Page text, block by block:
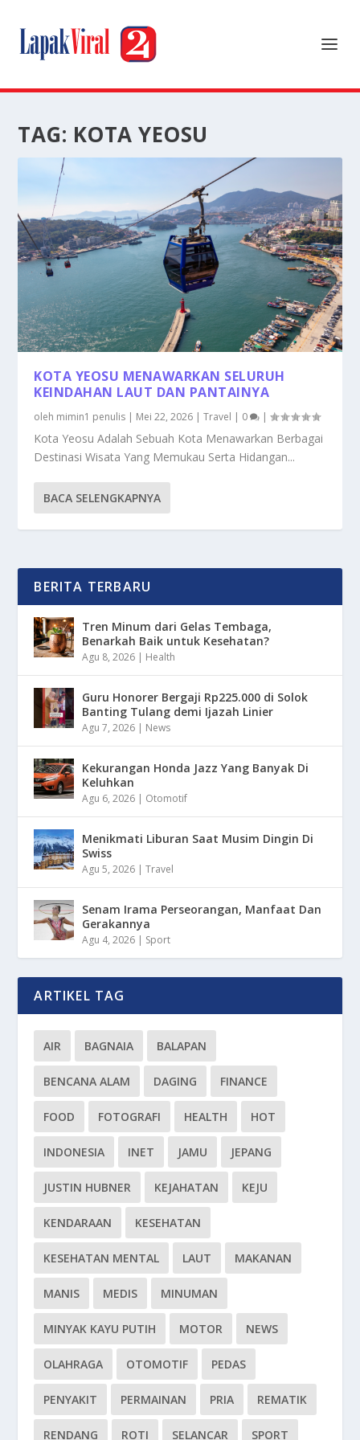
TAG: KOTA YEOSU
KOTA YEOSU MENAWARKAN SELURUH
KEINDAHAN LAUT DAN PANTAINYA
oleh mimin1 penulis | Mei 22, 2026 |Travel | 0 |
Kota Yeosu Adalah Sebuah Kota Menawarkan Berbagai
Destinasi Wisata Yang Memukau Serta Hidangan...
BACA SELENGKAPNYA
BERITA TERBARU
Tren Minum dari Gelas Tembaga,
Benarkah Baik untuk Kesehatan?
Agu 8, 2026 | Health
Guru Honorer Bergaji Rp225.000 di Solok
Banting Tulang demi Ijazah Linier
Agu 7, 2026 | News
Kekurangan Honda Jazz Yang Banyak Di
Keluhkan
Agu 6, 2026 | Otomotif
Menikmati Liburan Saat Musim Dingin Di
Swiss
Agu 5, 2026 |Travel
Senam Irama Perseorangan, Manfaat Dan
Gerakannya
Agu 4, 2026 | Sport
ARTIKEL TAG
AIR BAGNAIA BALAPAN
BENCANA ALAM DAGING FINANCE
FOOD FOTOGRAFI HEALTH HOT
INDONESIA INET JAMU JEPANG
JUSTIN HUBNER KEJAHATAN KEJU
KENDARAAN KESEHATAN
KESEHATAN MENTAL LAUT MAKANAN
MANIS MEDIS MINUMAN
MINYAK KAYU PUTIH MOTOR NEWS
OLAHRAGA OTOMOTIF PEDAS
PENYAKIT PERMAINAN PRIA REMATIK
RENDANG ROTI SELANCAR SPORT